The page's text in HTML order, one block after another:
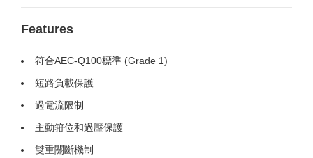
Features
符合AEC-Q100標準 (Grade 1)
短路負載保護
過電流限制
主動箝位和過壓保護
雙重關斷機制